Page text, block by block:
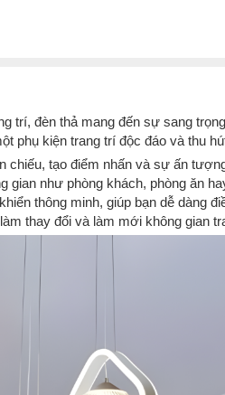
trí, đèn thả mang đến sự sang
phụ kiện trang trí độc đáo và thu
chiếu, tạo điểm nhấn và sự ấn
gian như phòng khách, phòng ăn
thông minh, giúp bạn dễ dàng
thay đổi và làm mới không gian